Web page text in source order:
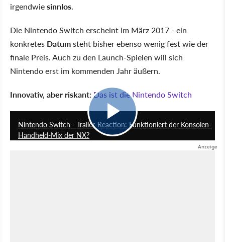
irgendwiesinnlos.
Die Nintendo Switch erscheint im März 2017 - ein
konkretes Datumsteht bisher ebenso wenig fest wie der
finale Preis. Auch zu den Launch-Spielen will sich
Nintendo erst im kommenden Jahr äußern.
Innovativ, aber riskant:Das ist die Nintendo Switch
Nintendo Switch - Trailer-Reaction: Funktioniert der Konsolen-
Handheld-Mix der NX?